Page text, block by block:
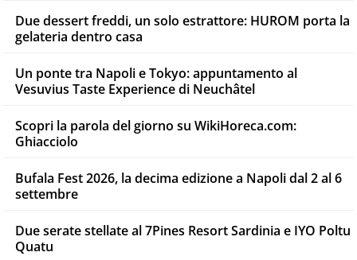
Due dessert freddi, un solo estrattore: HUROM porta la
gelateria dentro casa
Un ponte tra Napoli e Tokyo: appuntamento al
Vesuvius Taste Experience di Neuchâtel
Scopri la parola del giorno su WikiHoreca.com:
Ghiacciolo
Bufala Fest 2026, la decima edizione a Napoli dal 2 al 6
settembre
Due serate stellate al 7Pines Resort Sardinia e IYO Poltu
Quatu